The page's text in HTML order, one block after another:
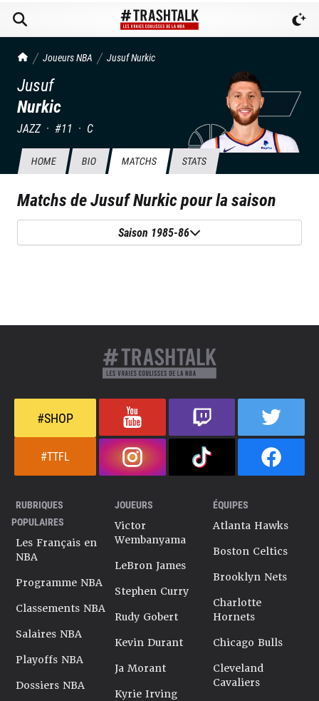
TrashTalk Actu NBA
Joueurs NBA JusufNurkic
Jusuf
Nurkic
JAZZ · #11 · C
HOME BIO MATCHS STATS
Matchs deJusuf Nurkicpour la saison
Saison 1985-86
#SHOP
#TTFL
RUBRIQUES
POPULAIRES
Les Français en
NBA
Programme NBA
Classements NBA
Salaires NBA
Playoffs NBA
Dossiers NBA
JOUEURS
Victor
Wembanyama
LeBron James
Stephen Curry
Rudy Gobert
Kevin Durant
Ja Morant
Kyrie Irving
ÉQUIPES
Atlanta Hawks
Boston Celtics
Brooklyn Nets
Charlotte
Hornets
Chicago Bulls
Cleveland
Cavaliers